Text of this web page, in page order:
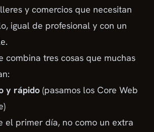
y comercios que necesitan
igual de profesional y con un
combina tres cosas que muchas
y rápido (pasamos los Core Web
el primer día, no como un extra